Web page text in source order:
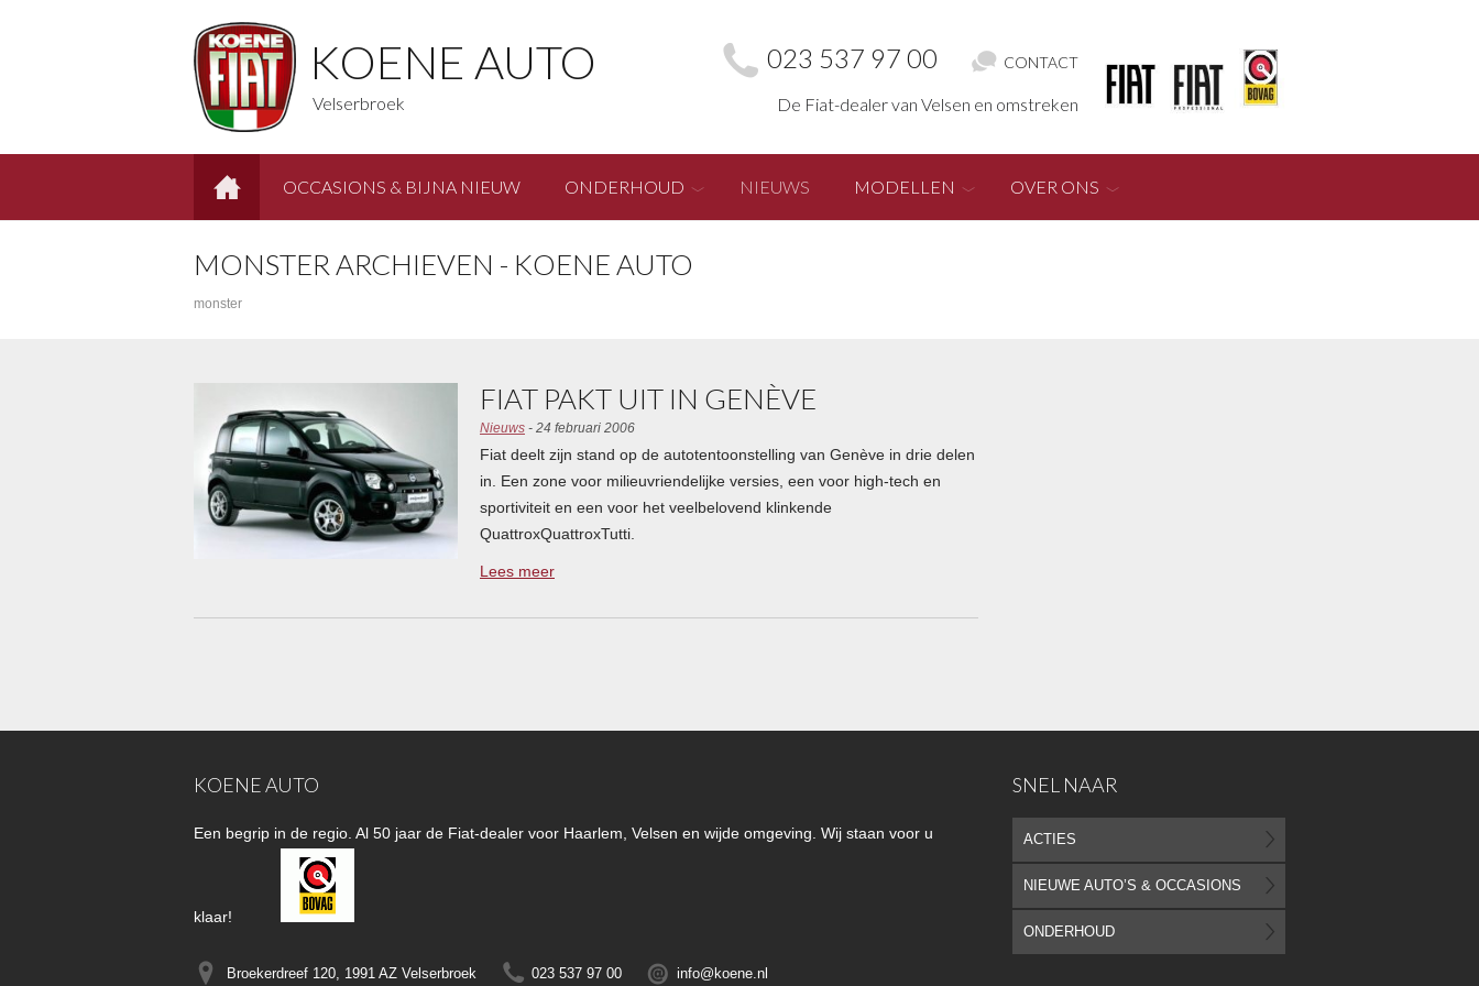
KOENE AUTO
Velserbroek
023 537 97 00 CONTACT
De Fiat-dealer van Velsen en omstreken
OCCASIONS & BIJNA NIEUW ONDERHOUD NIEUWS MODELLEN OVER ONS
MONSTER ARCHIEVEN - KOENE AUTO
monster
FIAT PAKT UIT IN GENÈVE
Nieuws - 24 februari 2006
Fiat deelt zijn stand op de autotentoonstelling van Genève in drie delen
in. Een zone voor milieuvriendelijke versies, een voor high-tech en
sportiviteit en een voor het veelbelovend klinkende
QuattroxQuattroxTutti.
Lees meer
KOENE AUTO
Een begrip in de regio. Al 50 jaar de Fiat-dealer voor Haarlem, Velsen en wijde omgeving. Wij staan voor u
klaar!
Broekerdreef 120, 1991 AZ Velserbroek 023 537 97 00 info@koene.nl
SNEL NAAR
ACTIES
NIEUWE AUTO’S & OCCASIONS
ONDERHOUD